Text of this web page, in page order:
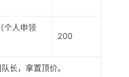
个人申领
200
长，拿置顶价。